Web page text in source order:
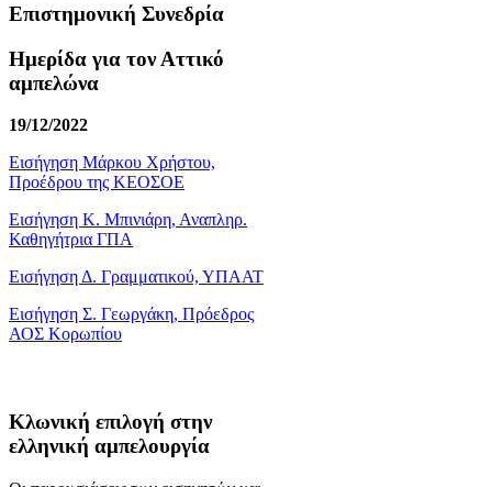
Επιστημονική Συνεδρία
Ημερίδα για τον Αττικό
αμπελώνα
19/12/2022
Εισήγηση Μάρκου Χρήστου,
Προέδρου της ΚΕΟΣΟΕ
Εισήγηση Κ. Μπινιάρη, Αναπληρ.
Καθηγήτρια ΓΠΑ
Εισήγηση Δ. Γραμματικού, ΥΠΑΑΤ
Εισήγηση Σ. Γεωργάκη, Πρόεδρος
ΑΟΣ Κορωπίου
Κλωνική επιλογή στην
ελληνική αμπελουργία